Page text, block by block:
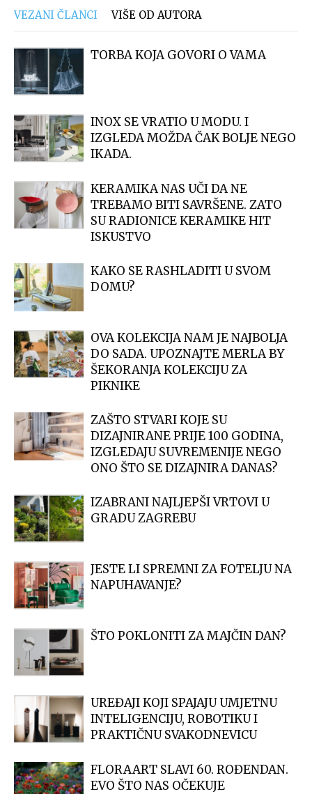
VEZANI ČLANCI VIŠE OD AUTORA
TORBA KOJA GOVORI O VAMA
INOX SE VRATIO U MODU. I
IZGLEDA MOŽDA ČAK BOLJE NEGO
IKADA.
KERAMIKA NAS UČI DA NE
TREBAMO BITI SAVRŠENE. ZATO
SU RADIONICE KERAMIKE HIT
ISKUSTVO
KAKO SE RASHLADITI U SVOM
DOMU?
OVA KOLEKCIJA NAM JE NAJBOLJA
DO SADA. UPOZNAJTE MERLA BY
ŠEKORANJA KOLEKCIJU ZA
PIKNIKE
ZAŠTO STVARI KOJE SU
DIZAJNIRANE PRIJE 100 GODINA,
IZGLEDAJU SUVREMENIJE NEGO
ONO ŠTO SE DIZAJNIRA DANAS?
IZABRANI NAJLJEPŠI VRTOVI U
GRADU ZAGREBU
JESTE LI SPREMNI ZA FOTELJU NA
NAPUHAVANJE?
ŠTO POKLONITI ZA MAJČIN DAN?
UREĐAJI KOJI SPAJAJU UMJETNU
INTELIGENCIJU, ROBOTIKU I
PRAKTIČNU SVAKODNEVICU
FLORAART SLAVI 60. ROĐENDAN.
EVO ŠTO NAS OČEKUJE